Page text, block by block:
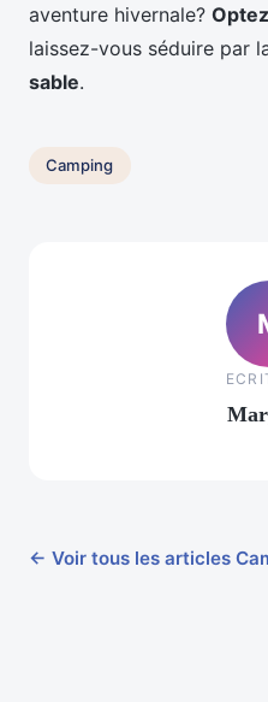
aventure hivernale?
laissez-vous séduire par
sable.
Camping
← Voir tous les articles